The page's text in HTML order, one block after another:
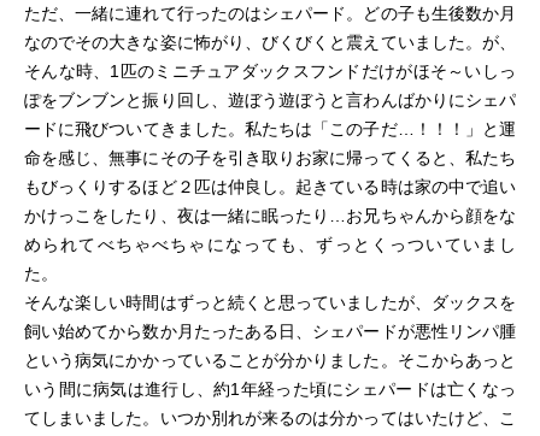
ただ、一緒に連れて行ったのはシェパード。どの子も生後数か月
なのでその大きな姿に怖がり、びくびくと震えていました。 が、
そんな時、1匹のミニチュアダックスフンド だけがほそ～いしっ
ぽをブンブンと振り回し、遊ぼう遊ぼうと言わんばかりにシェパ
ードに飛びついてきました。私たちは「この子だ…！！！」と運
命を感じ、無事にその子を引き取 り お家に帰ってくると、私たち
もびっくりするほど２匹は仲良し。起きている時は家の中で追い
かけっこをしたり、夜は一緒に眠ったり…お兄ちゃんから顔をな
められてべちゃべちゃになっても、ずっとくっついていまし
た。
そんな楽しい時間はずっと続くと思っていましたが、ダックスを
飼い始めてから数か月たったある日、シェパードが悪性リンパ腫
という病気にかかっていることが分かりました。そこからあっと
いう間に病気は進行し、約1年経った頃にシェパードは亡くなっ
てしまいました。 いつか別れが来るのは分かってはいたけど、こ